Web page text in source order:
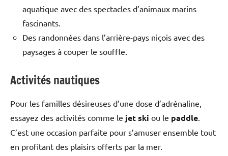
aquatique avec des spectacles d’animaux marins
fascinants.
Des randonnées dans l’arrière-pays niçois avec des
paysages à couper le souffle.
Activités nautiques
Pour les familles désireuses d’une dose d’adrénaline,
essayez des activités comme le jet ski ou le paddle.
C’est une occasion parfaite pour s’amuser ensemble tout
en profitant des plaisirs offerts par la mer.